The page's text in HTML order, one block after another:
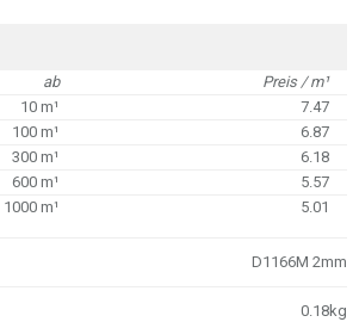
ab
Preis / m¹
10 m¹
7.47
100 m¹
6.87
300 m¹
6.18
600 m¹
5.57
1000 m¹
5.01
D1166M 2mm
0.18kg